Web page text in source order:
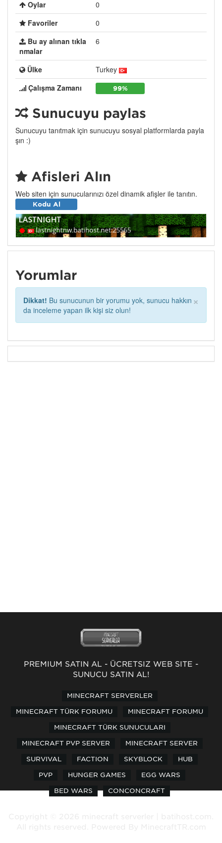
Oylar
0
Favoriler
0
Bu ay alınan tıkla
nmalar
6
Ülke
Turkey
Çalışma Zamanı
99%
Sunucuyu paylaş
Sunucuyu tanıtmak için sunucuyu sosyal platformlarda payla
şın :)
Afişleri Alın
Web siten için sunucularınızı özel dinamik afişler ile tanıtın.
Kodu Al
Yorumlar
×
Dikkat! Bu sunucunun bir yorumu yok, sunucu hakkın
da inceleme yapan ilk kişi siz olun!
PREMİUM SATIN AL - ÜCRETSİZ WEB SİTE -
SUNUCU SATIN AL!
MINECRAFT SERVERLER
MINECRAFT TÜRK FORUMU MINECRAFT FORUMU
MINECRAFT TÜRK SUNUCULARI
MINECRAFT PVP SERVER MINECRAFT SERVER
SURVIVAL FACTION SKYBLOCK HUB
PVP HUNGER GAMES EGG WARS
BED WARS CONCONCRAFT